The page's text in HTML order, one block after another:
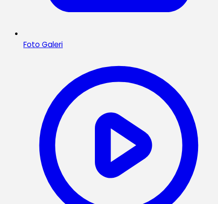
Foto Galeri